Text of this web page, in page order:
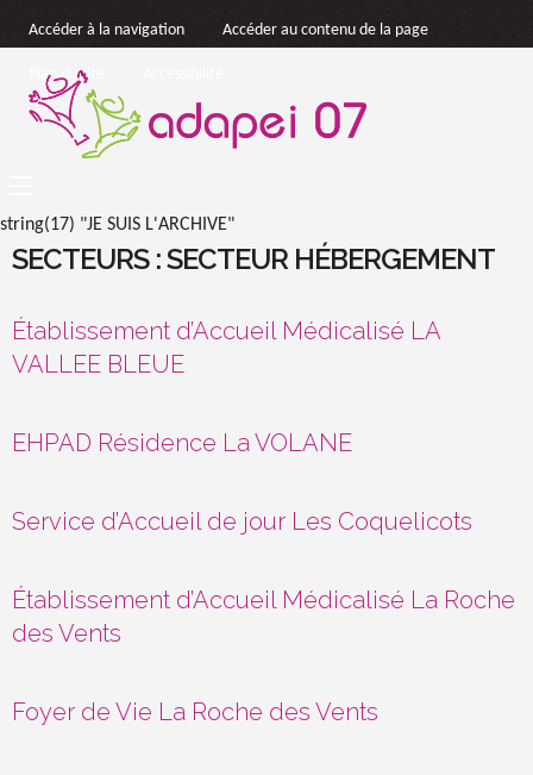
Accéder à la navigation Accéder au contenu de la page
Plan du site
string(17) "JE SUIS L'ARCHIVE"
SECTEURS :SECTEUR HÉBERGEMENT
Établissement d’Accueil Médicalisé LA
VALLEE BLEUE
EHPAD Résidence La VOLANE
Service d’Accueil de jour Les Coquelicots
Établissement d’Accueil Médicalisé La Roche
des Vents
Foyer de Vie La Roche des Vents